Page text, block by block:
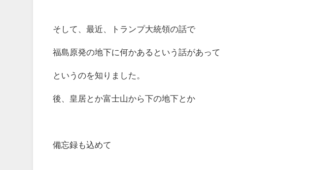
そして、最近、トランプ大統領の話で
福島原発の地下に何かあるという話があって
というのを知りました。
後、皇居とか富士山から下の地下とか
備忘録も込めて